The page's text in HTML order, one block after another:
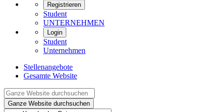
Registrieren
Student
UNTERNEHMEN
Login
Student
Unternehmen
Stellenangebote
Gesamte Website